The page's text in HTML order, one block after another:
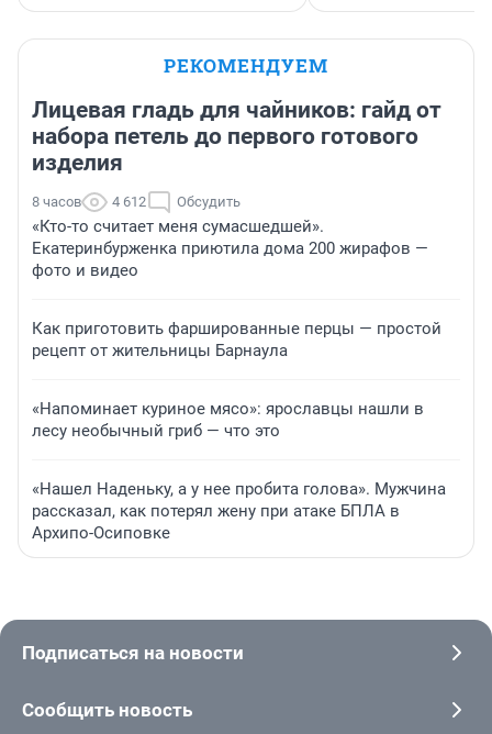
РЕКОМЕНДУЕМ
Лицевая гладь для чайников: гайд от
набора петель до первого готового
изделия
8 часов 4 612 Обсудить
«Кто-то считает меня сумасшедшей».
Екатеринбурженка приютила дома 200 жирафов —
фото и видео
Как приготовить фаршированные перцы — простой
рецепт от жительницы Барнаула
«Напоминает куриное мясо»: ярославцы нашли в
лесу необычный гриб — что это
«Нашел Наденьку, а у нее пробита голова». Мужчина
рассказал, как потерял жену при атаке БПЛА в
Архипо-Осиповке
Подписаться на новости
Сообщить новость